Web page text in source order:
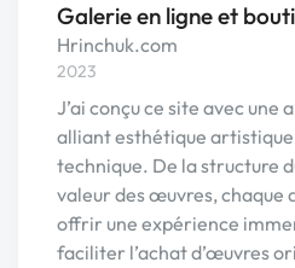
Galerie en ligne et
Hrinchuk.com
2023
J’ai conçu ce site avec une
alliant esthétique
technique. De la structure
valeur des œuvres, chaque
offrir une expérience
faciliter l’achat d’œuvres